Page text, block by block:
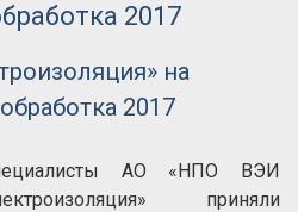
2017
на
2017
АО «НПО ВЭИ
приняли